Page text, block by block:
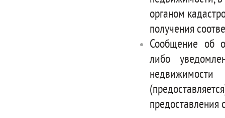
органом
получения
Сообщение об
либо
предоставления